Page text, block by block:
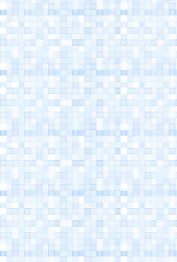
EuroCamp Cesenatico
Spazio Pantani - Marco
Pantani's Museum
Cesenatico